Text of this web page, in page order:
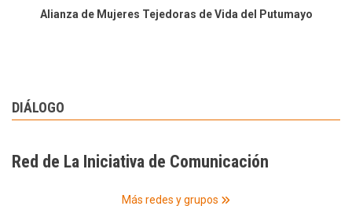
Alianza de Mujeres Tejedoras de Vida del Putumayo
DIÁLOGO
Red de La Iniciativa de Comunicación
Más redes y grupos